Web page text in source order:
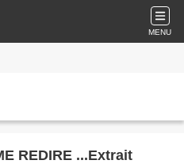
MENU
REDIRE ...Extrait